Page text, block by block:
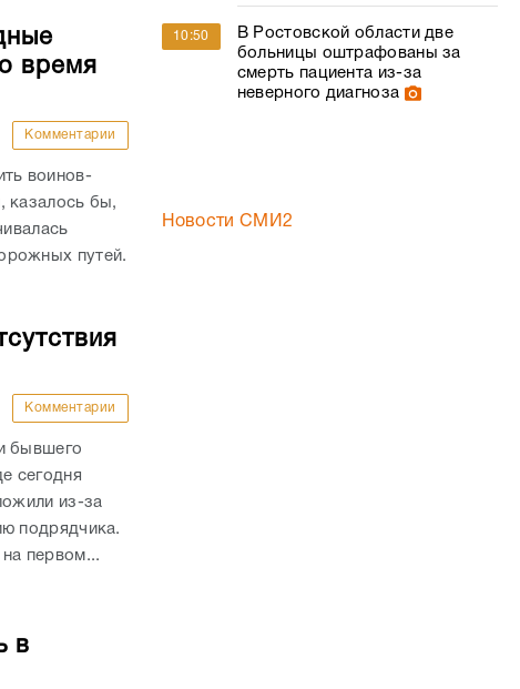
время
Комментарии
воинов-
казалось бы,
путей.
Комментарии
бывшего
сегодня
из-за
подрядчика.
первом...
в
10:50
В Ростовской области две
больницы оштрафованы за
смерть пациента из-за
неверного диагноза
Новости СМИ2